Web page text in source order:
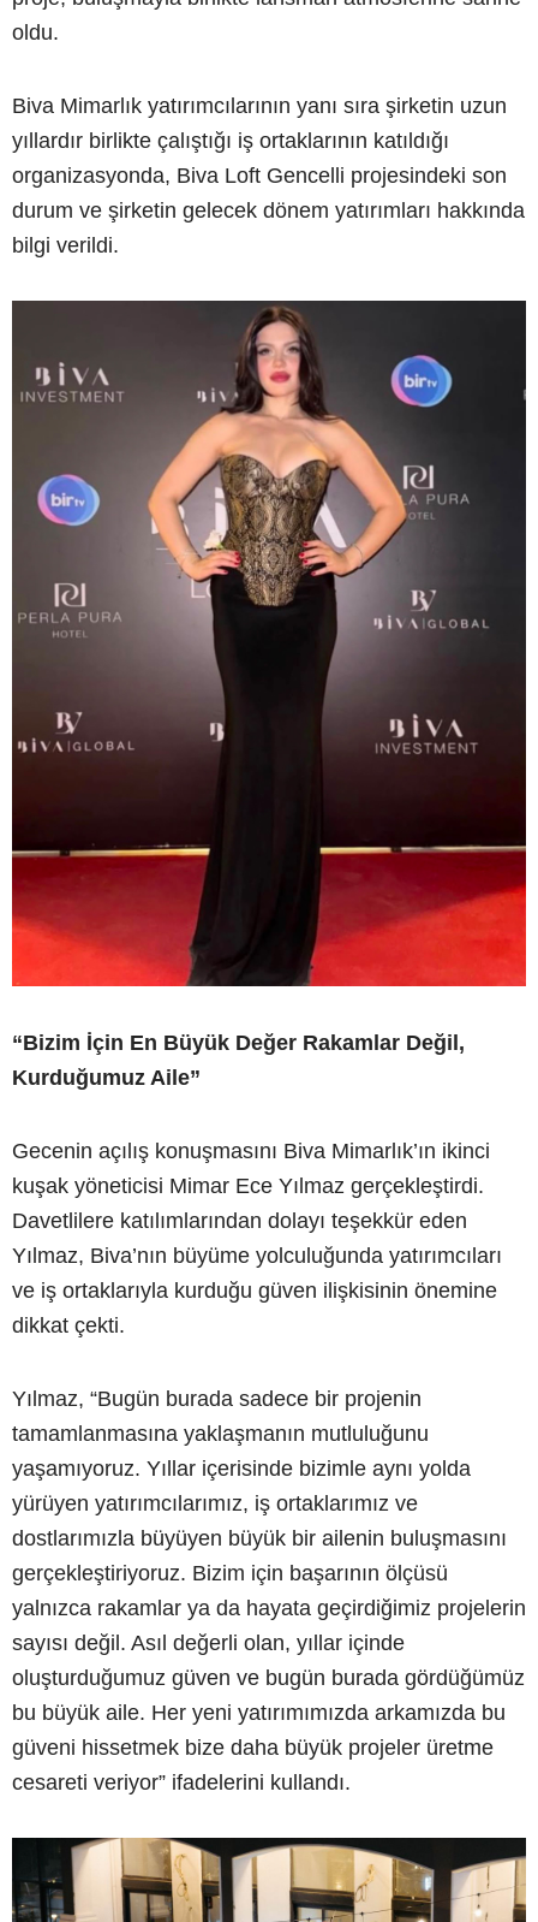
oldu.
Biva Mimarlık yatırımcılarının yanı sıra şirketin uzun
yıllardır birlikte çalıştığı iş ortaklarının katıldığı
organizasyonda, Biva Loft Gencelli projesindeki son
durum ve şirketin gelecek dönem yatırımları hakkında
bilgi verildi.
“Bizim İçin En Büyük Değer Rakamlar Değil,
Kurduğumuz Aile”
Gecenin açılış konuşmasını Biva Mimarlık’ın ikinci
kuşak yöneticisi Mimar Ece Yılmaz gerçekleştirdi.
Davetlilere katılımlarından dolayı teşekkür eden
Yılmaz, Biva’nın büyüme yolculuğunda yatırımcıları
ve iş ortaklarıyla kurduğu güven ilişkisinin önemine
dikkat çekti.
Yılmaz, “Bugün burada sadece bir projenin
tamamlanmasına yaklaşmanın mutluluğunu
yaşamıyoruz. Yıllar içerisinde bizimle aynı yolda
yürüyen yatırımcılarımız, iş ortaklarımız ve
dostlarımızla büyüyen büyük bir ailenin buluşmasını
gerçekleştiriyoruz. Bizim için başarının ölçüsü
yalnızca rakamlar ya da hayata geçirdiğimiz projelerin
sayısı değil. Asıl değerli olan, yıllar içinde
oluşturduğumuz güven ve bugün burada gördüğümüz
bu büyük aile. Her yeni yatırımımızda arkamızda bu
güveni hissetmek bize daha büyük projeler üretme
cesareti veriyor” ifadelerini kullandı.